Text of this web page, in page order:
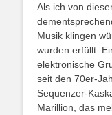
Als ich von
Musik klingen
wurden erfüllt.
elektronische
seit den 70er-
Sequenzer-
Marillion, das